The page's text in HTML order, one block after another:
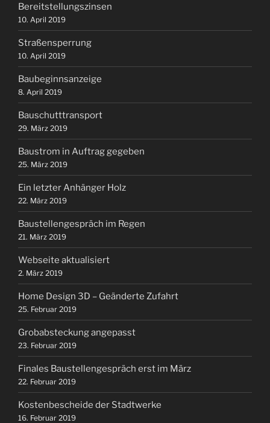
Bereitstellungszinsen
10. April 2019
Straßensperrung
10. April 2019
Baubeginnsanzeige
8. April 2019
Bauschutttransport
29. März 2019
Baustrom in Auftrag gegeben
25. März 2019
Ein letzter Anhänger Holz
22. März 2019
Baustellengespräch im Regen
21. März 2019
Webseite aktualisiert
2. März 2019
Home Design 3D – Geänderte Zufahrt
25. Februar 2019
Grobabsteckung angepasst
23. Februar 2019
Finales Baustellengespräch erst im März
22. Februar 2019
Kostenbescheide der Stadtwerke
16. Februar 2019